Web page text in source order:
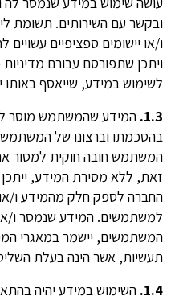
ובקשר עם השירותים. תשומת
ו/או יישומים ספציפיים עשויים
ויתכן שתפורסם עבורם
לשימוש במידע, שייאסף באותו
1.3. המידע שהמשתמש מוסר
בהסכמתו וברצונו של
המשתמש חובה חוקית למסור
זאת, ללא מסירת המידע, ייתכן
החברה לספק חלק מהמידע ו/או
למשתמשים. המידע שנמסר ו/
המשתמשים, יישמר במאגרי
תעשיות, אשר הינה בעלת
1.4. השימוש במידע יהיה